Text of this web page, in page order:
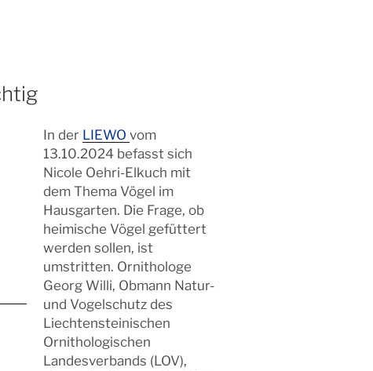
In der LIEWOvom
13.10.2024 befasst sich
Nicole Oehri-Elkuch mit
dem Thema Vögel im
Hausgarten. Die Frage, ob
heimische Vögel gefüttert
werden sollen, ist
umstritten. Ornithologe
Georg Willi, Obmann Natur-
und Vogelschutz des
Liechtensteinischen
Ornithologischen
Landesverbands (LOV),